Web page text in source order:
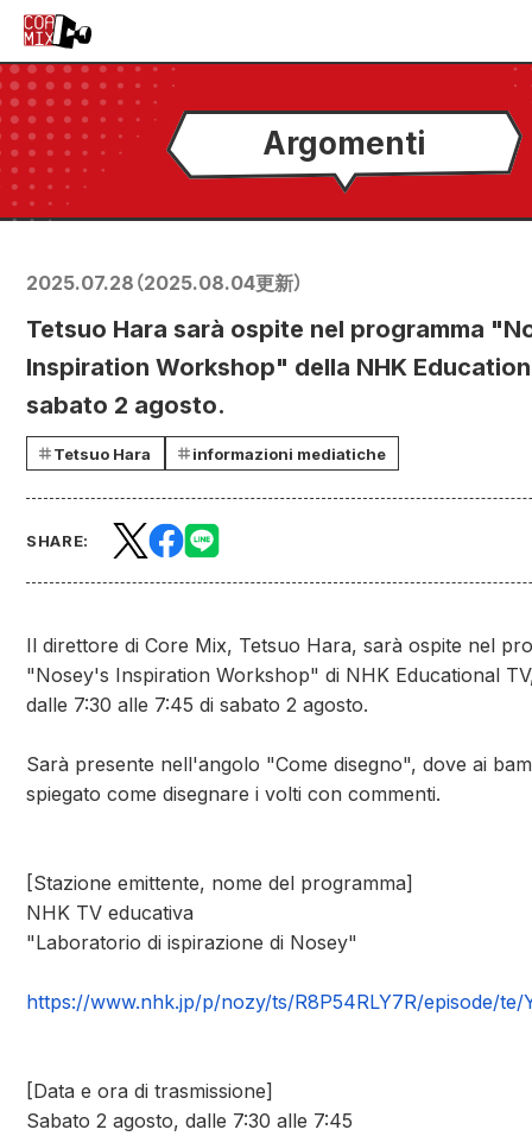
Argomenti
2025.07.28 （2025.08.04更新）
Tetsuo Hara sarà ospite nel programma
Inspiration Workshop" della NHK
sabato 2 agosto.
Tetsuo Hara informazioni mediatiche
SHARE:
Il direttore di Core Mix, Tetsuo Hara, sarà ospite nel
"Nosey's Inspiration Workshop" di NHK Educational
dalle 7:30 alle 7:45 di sabato 2 agosto.
Sarà presente nell'angolo "Come disegno", dove ai
spiegato come disegnare i volti con commenti.
[Stazione emittente, nome del programma]
NHK TV educativa
"Laboratorio di ispirazione di Nosey"
https://www.nhk.jp/p/nozy/ts/R8P54RLY7R/episode/te/
[Data e ora di trasmissione]
Sabato 2 agosto, dalle 7:30 alle 7:45